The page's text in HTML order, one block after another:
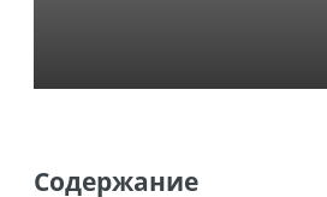
Содержание